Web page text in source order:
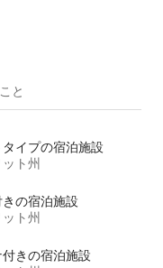
と
タイプの宿泊施設
ト州
の宿泊施設
ト州
きの宿泊施設